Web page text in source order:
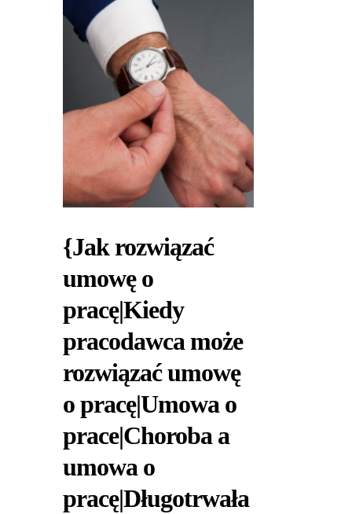
{Jak rozwiązać
umowę o
pracę|Kiedy
pracodawca może
rozwiązać umowę
o pracę|Umowa o
prace|Choroba a
umowa o
pracę|Długotrwała